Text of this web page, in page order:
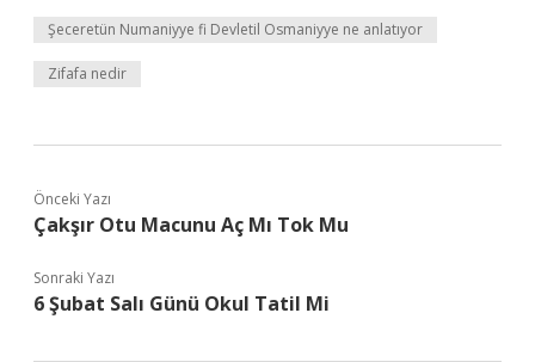
Şeceretün Numaniyye fi Devletil Osmaniyye ne anlatıyor
Zifafa nedir
Önceki Yazı
Çakşır Otu Macunu Aç Mı Tok Mu
Sonraki Yazı
6 Şubat Salı Günü Okul Tatil Mi